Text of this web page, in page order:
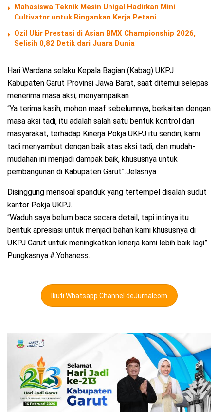
Mahasiswa Teknik Mesin Unigal Hadirkan Mini
Cultivator untuk Ringankan Kerja Petani
Ozil Ukir Prestasi di Asian BMX Championship 2026,
Selisih 0,82 Detik dari Juara Dunia
Hari Wardana selaku Kepala Bagian (Kabag) UKPJ
Kabupaten Garut Provinsi Jawa Barat, saat ditemui selepas
menerima masa aksi, menyampaikan
“Ya terima kasih, mohon maaf sebelumnya, berkaitan dengan
masa aksi tadi, itu adalah salah satu bentuk kontrol dari
masyarakat, terhadap Kinerja Pokja UKPJ itu sendiri, kami
tadi menyambut dengan baik atas aksi tadi, dan mudah-
mudahan ini menjadi dampak baik, khususnya untuk
pembangunan di Kabupaten Garut”.Jelasnya.
Disinggung mensoal spanduk yang tertempel disalah sudut
kantor Pokja UKPJ.
“Waduh saya belum baca secara detail, tapi intinya itu
bentuk apresiasi untuk menjadi bahan kami khususnya di
UKPJ Garut untuk meningkatkan kinerja kami lebih baik lagi”.
Pungkasnya.#.Yohaness.
Ikuti Whatsapp Channel deJurnalcom